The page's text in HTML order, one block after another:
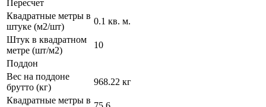
Пересчет
Квадратные метры в
штуке (м2/шт)
0.1 кв. м.
Штук в квадратном
метре (шт/м2)
10
Поддон
Вес на поддоне
брутто (кг)
968.22 кг
Квадратные метры в